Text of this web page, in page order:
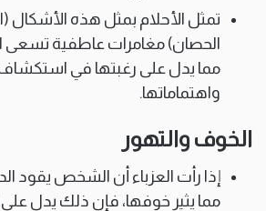
تمثل الأحلام بمثل هذه الأشكال
الحصان) مغامرات عاطفية تسعى
مما يدل على رغبتها في
واهتماماتها.
الخوف والتهور
إذا رأت العزباء أن الشخص يقود
مما يثير خوفها، فإن ذلك يدل على